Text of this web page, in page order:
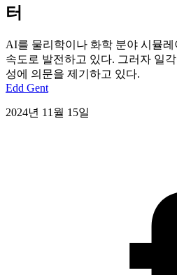
터
AI를 물리학이나 화학 분야 시뮬
속도로 발전하고 있다. 그러자 일
성에 의문을 제기하고 있다.
Edd Gent
2024년 11월 15일